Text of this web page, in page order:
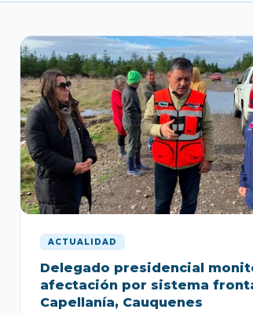
ACTUALIDAD
Delegado presidencial
afectación por sistema
Capellanía, Cauquenes